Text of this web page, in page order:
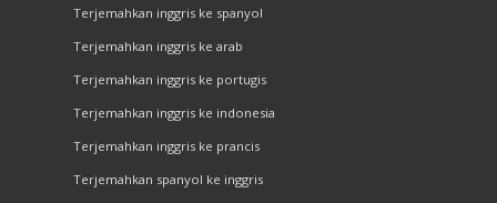
Terjemahkan inggris ke spanyol
Terjemahkan inggris ke arab
Terjemahkan inggris ke portugis
Terjemahkan inggris ke indonesia
Terjemahkan inggris ke prancis
Terjemahkan spanyol ke inggris